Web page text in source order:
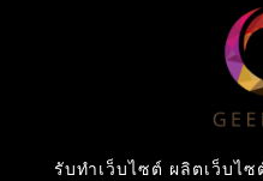
รับทำเว็บไซต์ ผลิตเว็บไ